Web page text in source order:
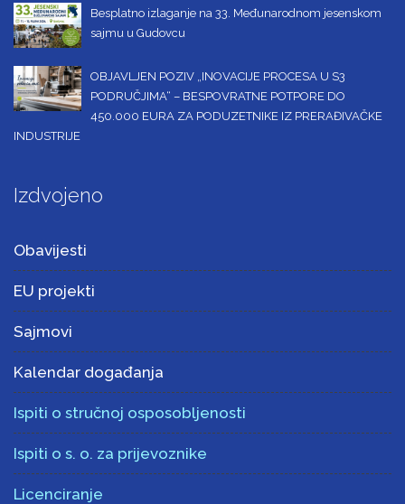
Besplatno izlaganje na 33. Međunarodnom jesenskom
sajmu u Gudovcu
OBJAVLJEN POZIV „INOVACIJE PROCESA U S3
PODRUČJIMA“ – BESPOVRATNE POTPORE DO
450.000 EURA ZA PODUZETNIKE IZ PRERAĐIVAČKE
INDUSTRIJE
Izdvojeno
Obavijesti
EU projekti
Sajmovi
Kalendar događanja
Ispiti o stručnoj osposobljenosti
Ispiti o s. o. za prijevoznike
Licenciranje